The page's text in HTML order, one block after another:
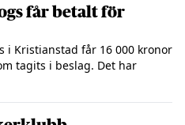
får betalt för
i Kristianstad får 16 000 kronor
tagits i beslag. Det har